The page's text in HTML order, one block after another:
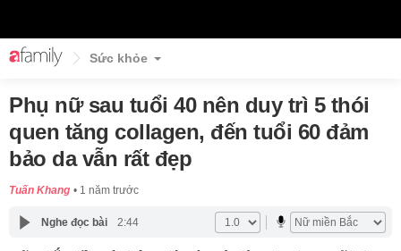
Sức khỏe
Phụ nữ sau tuổi 40 nên duy trì 5 thói
quen tăng collagen, đến tuổi 60 đảm
bảo da vẫn rất đẹp
Tuấn Khang 1 năm trước
Nghe đọc bài 2:44